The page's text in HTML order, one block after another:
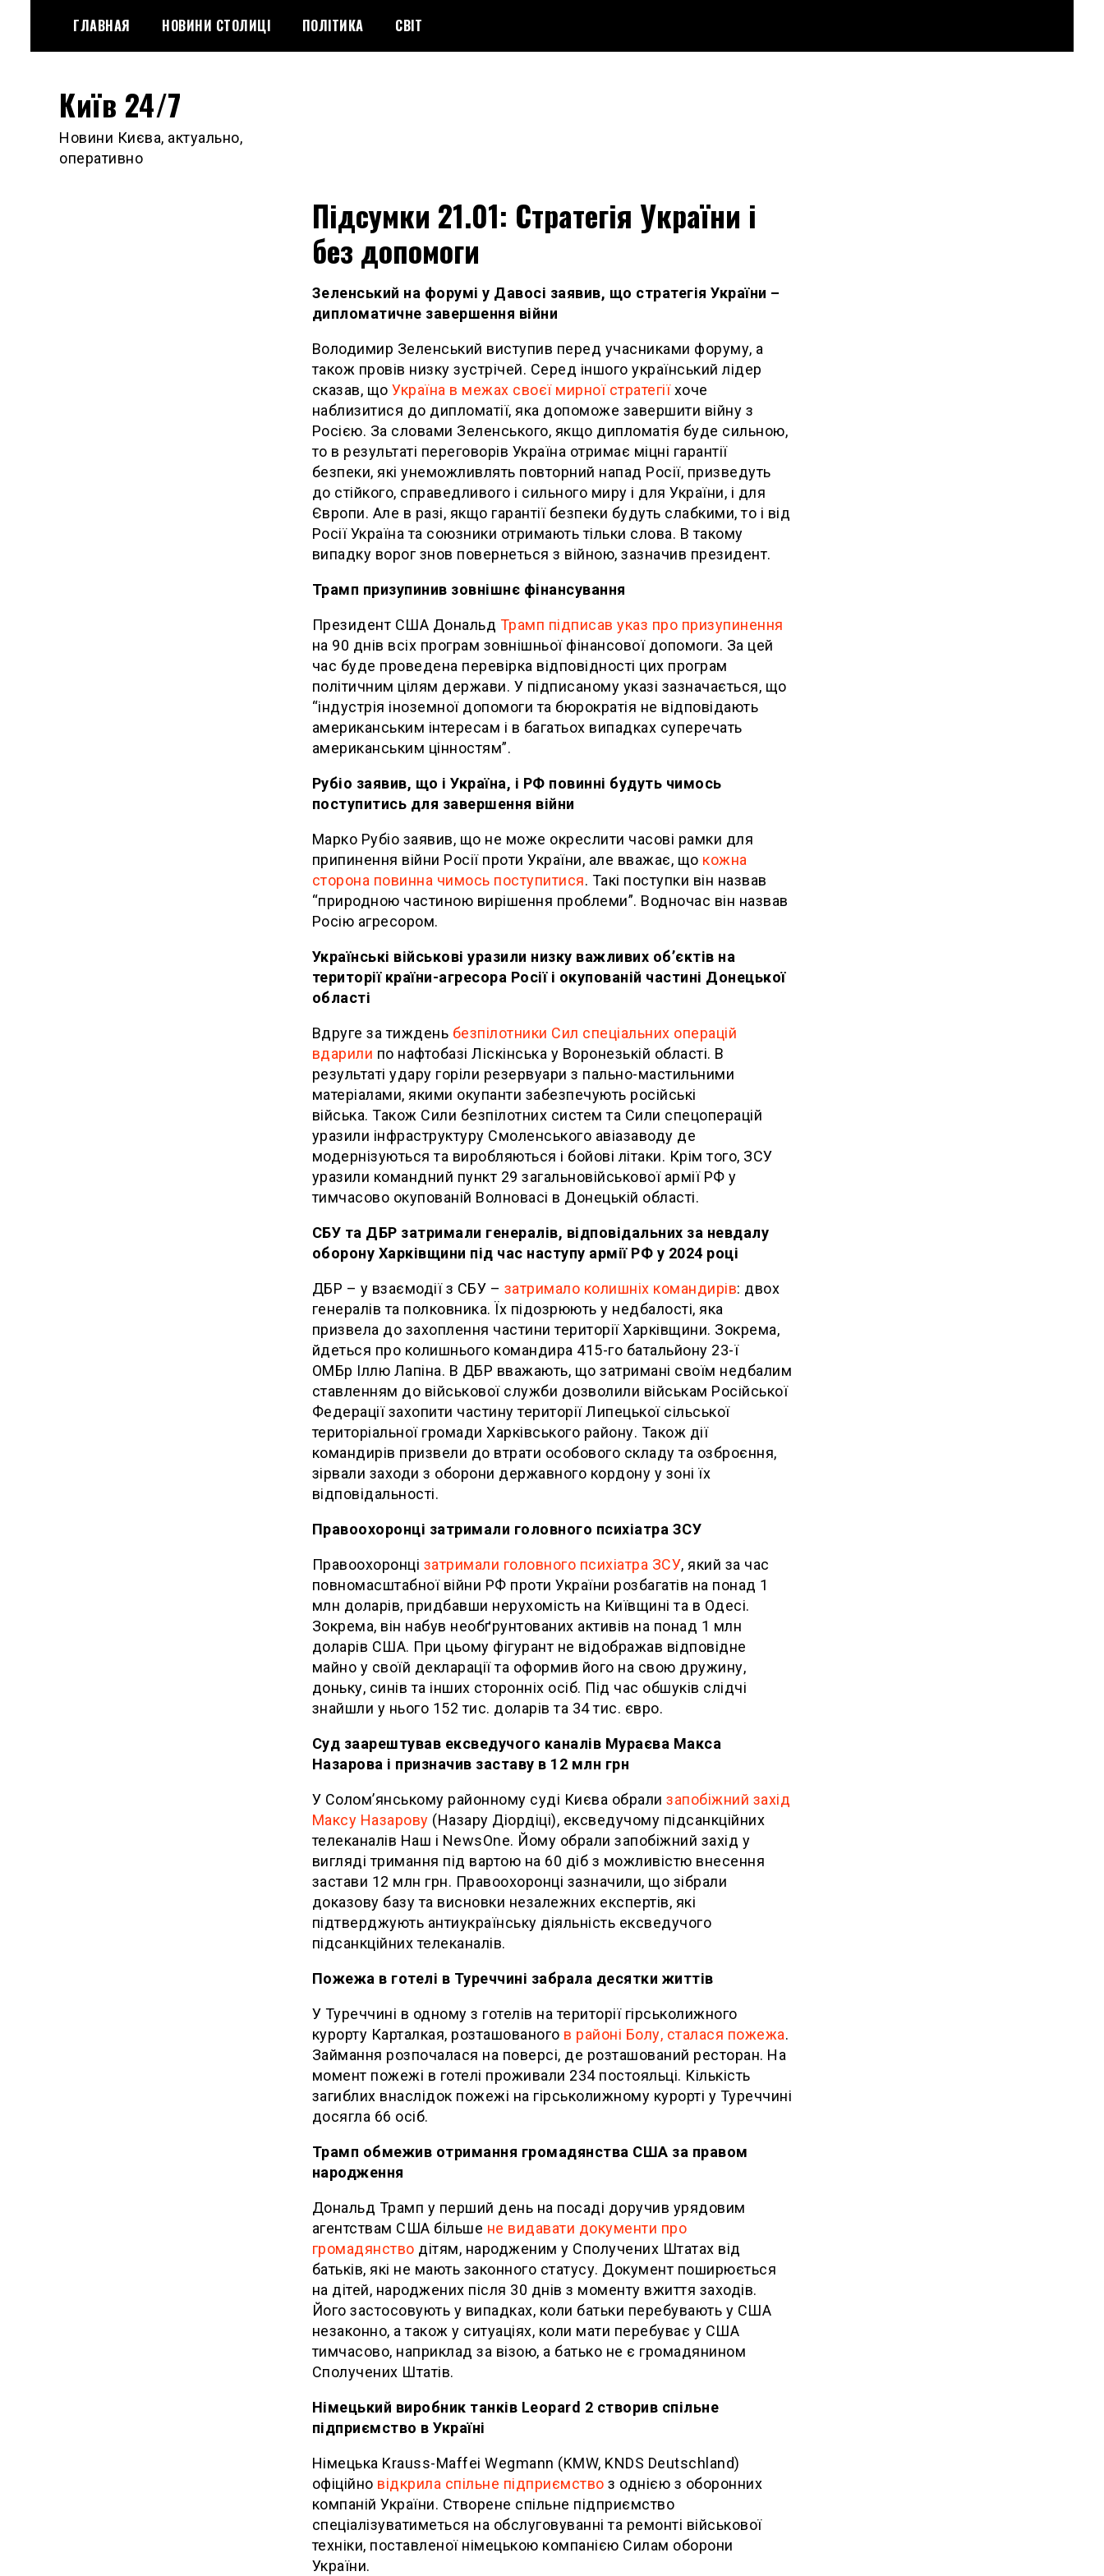
content
ГЛАВНАЯ НОВИНИ СТОЛИЦІ ПОЛІТИКА СВІТ
Київ 24/7
Новини Києва, актуально,
оперативно
Підсумки 21.01: Стратегія України і
без допомоги
Зеленський на форумі у Давосі заявив, що стратегія України –
дипломатичне завершення війни
Володимир Зеленський виступив перед учасниками форуму, а
також провів низку зустрічей. Серед іншого український лідер
сказав, що Україна в межах своєї мирної стратегіїхоче
наблизитися до дипломатії, яка допоможе завершити війну з
Росією. За словами Зеленського, якщо дипломатія буде сильною,
то в результаті переговорів Україна отримає міцні гарантії
безпеки, які унеможливлять повторний напад Росії, призведуть
до стійкого, справедливого і сильного миру і для України, і для
Європи. Але в разі, якщо гарантії безпеки будуть слабкими, то і від
Росії Україна та союзники отримають тільки слова. В такому
випадку ворог знов повернеться з війною, зазначив президент.
Трамп призупинив зовнішнє фінансування
Президент США Дональд Трамп підписав указ про призупинення
на 90 днів всіх програм зовнішньої фінансової допомоги. За цей
час буде проведена перевірка відповідності цих програм
політичним цілям держави. У підписаному указі зазначається, що
“індустрія іноземної допомоги та бюрократія не відповідають
американським інтересам і в багатьох випадках суперечать
американським цінностям”.
Рубіо заявив, що і Україна, і РФ повинні будуть чимось
поступитись для завершення війни
Марко Рубіо заявив, що не може окреслити часові рамки для
припинення війни Росії проти України, але вважає, що кожна
сторона повинна чимось поступитися. Такі поступки він назвав
“природною частиною вирішення проблеми”. Водночас він назвав
Росію агресором.
Українські військові уразили низку важливих об’єктів на
території країни-агресора Росії і окупованій частині Донецької
області
Вдруге за тиждень безпілотники Сил спеціальних операцій
вдарили по нафтобазі Ліскінська у Воронезькій області. В
результаті удару горіли резервуари з пально-мастильними
матеріалами, якими окупанти забезпечують російські
війська. Також Сили безпілотних систем та Сили спецоперацій
уразили інфраструктуру Смоленського авіазаводу де
модернізуються та виробляються і бойові літаки. Крім того, ЗСУ
уразили командний пункт 29 загальновійськової армії РФ у
тимчасово окупованій Волновасі в Донецькій області.
СБУ та ДБР затримали генералів, відповідальних за невдалу
оборону Харківщини під час наступу армії РФ у 2024 році
ДБР – у взаємодії з СБУ – затримало колишніх командирів: двох
генералів та полковника. Їх підозрюють у недбалості, яка
призвела до захоплення частини території Харківщини. Зокрема,
йдеться про колишнього командира 415-го батальйону 23-ї
ОМБр Іллю Лапіна. В ДБР вважають, що затримані своїм недбалим
ставленням до військової служби дозволили військам Російської
Федерації захопити частину території Липецької сільської
територіальної громади Харківського району. Також дії
командирів призвели до втрати особового складу та озброєння,
зірвали заходи з оборони державного кордону у зоні їх
відповідальності.
Правоохоронці затримали головного психіатра ЗСУ
Правоохоронці затримали головного психіатра ЗСУ, який за час
повномасштабної війни РФ проти України розбагатів на понад 1
млн доларів, придбавши нерухомість на Київщині та в Одесі.
Зокрема, він набув необґрунтованих активів на понад 1 млн
доларів США. При цьому фігурант не відображав відповідне
майно у своїй декларації та оформив його на свою дружину,
доньку, синів та інших сторонніх осіб. Під час обшуків слідчі
знайшли у нього 152 тис. доларів та 34 тис. євро.
Суд заарештував ексведучого каналів Мураєва Макса
Назарова і призначив заставу в 12 млн грн
У Солом’янському районному суді Києва обрали запобіжний захід
Максу Назарову (Назару Діордіці), ексведучому підсанкційних
телеканалів Наш і NewsOne. Йому обрали запобіжний захід у
вигляді тримання під вартою на 60 діб з можливістю внесення
застави 12 млн грн. Правоохоронці зазначили, що зібрали
доказову базу та висновки незалежних експертів, які
підтверджують антиукраїнську діяльність ексведучого
підсанкційних телеканалів.
Пожежа в готелі в Туреччині забрала десятки життів
У Туреччині в одному з готелів на території гірськолижного
курорту Карталкая, розташованого в районі Болу, сталася пожежа.
Займання розпочалася на поверсі, де розташований ресторан. На
момент пожежі в готелі проживали 234 постояльці. Кількість
загиблих внаслідок пожежі на гірськолижному курорті у Туреччині
досягла 66 осіб.
Трамп обмежив отримання громадянства США за правом
народження
Дональд Трамп у перший день на посаді доручив урядовим
агентствам США більше не видавати документи про
громадянство дітям, народженим у Сполучених Штатах від
батьків, які не мають законного статусу. Документ поширюється
на дітей, народжених після 30 днів з моменту вжиття заходів.
Його застосовують у випадках, коли батьки перебувають у США
незаконно, а також у ситуаціях, коли мати перебуває у США
тимчасово, наприклад за візою, а батько не є громадянином
Сполучених Штатів.
Німецький виробник танків Leopard 2 створив спільне
підприємство в Україні
Німецька Krauss-Maffei Wegmann (KMW, KNDS Deutschland)
офіційно відкрила спільне підприємство з однією з оборонних
компаній України. Створене спільне підприємство
спеціалізуватиметься на обслуговуванні та ремонті військової
техніки, поставленої німецькою компанією Силам оборони
України.